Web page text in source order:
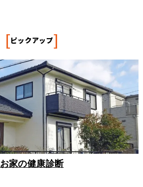
[ピックアップ]
お家の健康診断